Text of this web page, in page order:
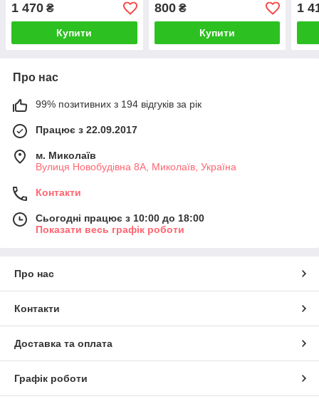
1 470 ₴
Купити
800₴
Купити
1
Про нас
99% позитивних з 194 відгуків за рік
Працює з 22.09.2017
м. Миколаїв
Вулиця Новобудівна 8А, Миколаїв, Україна
Контакти
Сьогодні працює з 10:00 до 18:00
Показати весь графік роботи
Про нас
Контакти
Доставка та оплата
Графік роботи